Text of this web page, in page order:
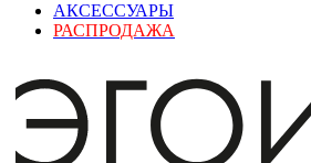
АКСЕССУАРЫ
РАСПРОДАЖА